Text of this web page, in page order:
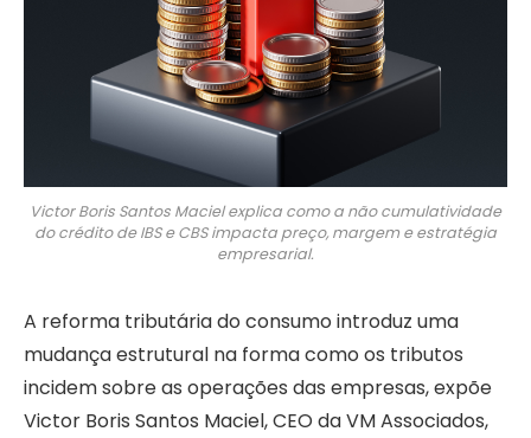
Victor Boris Santos Maciel explica como a não cumulatividade
do crédito de IBS e CBS impacta preço, margem e estratégia
empresarial.
A reforma tributária do consumo introduz uma
mudança estrutural na forma como os tributos
incidem sobre as operações das empresas, expõe
Victor Boris Santos Maciel, CEO da VM Associados,